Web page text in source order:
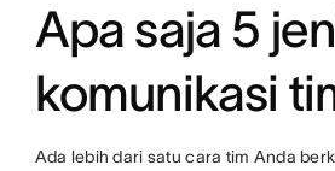
Apa saja 5
komunikasi
Ada lebih dari satu cara tim Anda